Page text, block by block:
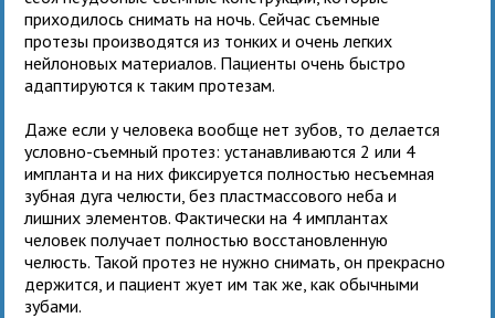
приходилось снимать на ночь. Сейчас съемные
протезы производятся из тонких и очень легких
нейлоновых материалов. Пациенты очень быстро
адаптируются к таким протезам.
Даже если у человека вообще нет зубов, то делается
условно-съемный протез: устанавливаются 2 или 4
импланта и на них фиксируется полностью несъемная
зубная дуга челюсти, без пластмассового неба и
лишних элементов. Фактически на 4 имплантах
человек получает полностью восстановленную
челюсть. Такой протез не нужно снимать, он прекрасно
держится, и пациент жует им так же, как обычными
зубами.